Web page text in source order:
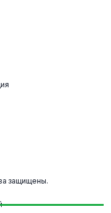
защищены.